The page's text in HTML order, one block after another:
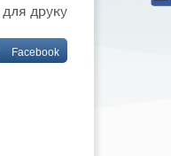
для друку
Facebook